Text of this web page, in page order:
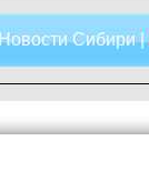
Сибири|